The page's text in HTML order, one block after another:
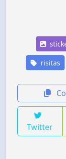
risitas
Twitter